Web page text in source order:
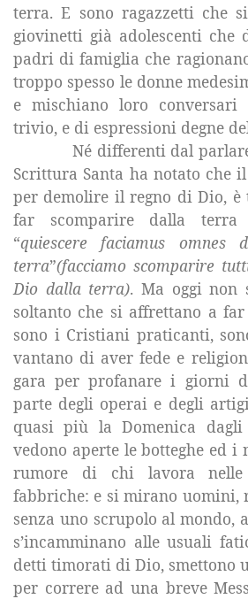
terra. E sono ragazzetti che
giovinetti già adolescenti che
padri di famiglia che
troppo spesso le donne
e mischiano loro conversari
trivio, e di espressioni degne
Né differenti dal
Scrittura Santa ha notato che
per demolire il regno di Dio,
far scomparire dalla
“quiescere faciamus omnes
terra”(facciamo scomparire
Dio dalla terra). Ma oggi non
soltanto che si affrettano a
sono i Cristiani praticanti,
vantano di aver fede e
gara per profanare i giorni
parte degli operai e degli
quasi più la Domenica
vedono aperte le botteghe ed i
rumore di chi lavora
fabbriche: e si mirano uomini,
senza uno scrupolo al mondo,
s’incamminano alle usuali
detti timorati di Dio, smettono
per correre ad una breve